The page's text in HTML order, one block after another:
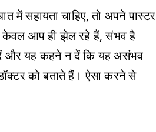
में सहायता चाहिए, तो अपने पास्टर
केवल आप ही झेल रहे हैं, संभव है
और यह कहने न दें कि यह असंभव
को बताते हैं। ऐसा करने से